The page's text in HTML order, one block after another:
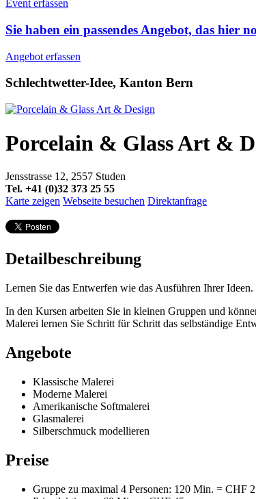
Event erfassen
Sie haben ein passendes Angebot, das hier
Angebot erfassen
Schlechtwetter-Idee, Kanton Bern
Porcelain & Glass Art &
Jensstrasse 12, 2557 Studen
Tel. +41 (0)32 373 25 55
Karte zeigen Webseite besuchen Direktanfrage
Detailbeschreibung
Lernen Sie das Entwerfen wie das Ausführen Ihrer Ideen.
In den Kursen arbeiten Sie in kleinen Gruppen und
Malerei lernen Sie Schritt für Schritt das selbständige
Angebote
Klassische Malerei
Moderne Malerei
Amerikanische Softmalerei
Glasmalerei
Silberschmuck modellieren
Preise
Gruppe zu maximal 4 Personen: 120 Min. = CHF